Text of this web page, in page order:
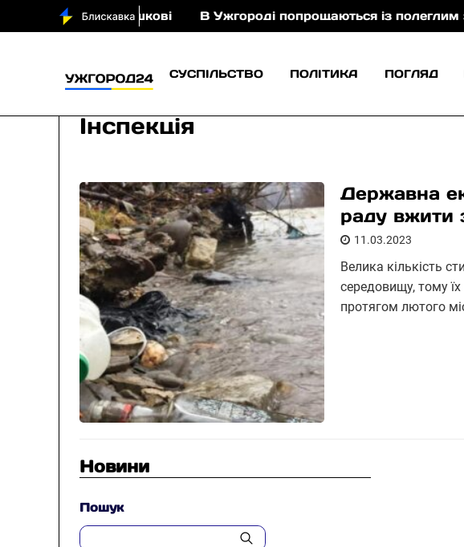
у Порошкові В Ужгороді попрощаються із полеглим
СУСПІЛЬСТВО ПОЛІТИКА ПОГЛЯД
Інспекція
Державна
раду вжити
11.03.2023
Велика кількість
середовищу, тому
протягом лютого
Новини
Пошук